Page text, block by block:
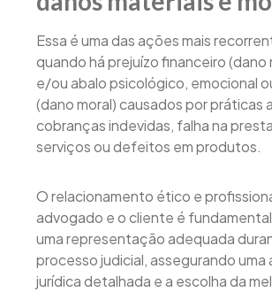
Essa é uma das ações mais
quando há prejuízo financeiro (dano
e/ou abalo psicológico, emocional
(dano moral) causados por práticas
cobranças indevidas, falha na
serviços ou defeitos em produtos.
O relacionamento ético e
advogado e o cliente é
uma representação adequada
processo judicial, assegurando uma
jurídica detalhada e a escolha da